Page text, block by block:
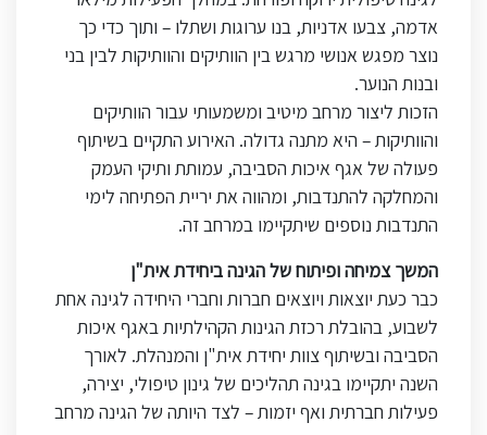
אדמה, צבעו אדניות, בנו ערוגות ושתלו – ותוך כדי כך
נוצר מפגש אנושי מרגש בין הוותיקים והוותיקות לבין בני
ובנות הנוער.
הזכות ליצור מרחב מיטיב ומשמעותי עבור הוותיקים
והוותיקות – היא מתנה גדולה. האירוע התקיים בשיתוף
פעולה של אגף איכות הסביבה, עמותת ותיקי העמק
והמחלקה להתנדבות, ומהווה את יריית הפתיחה לימי
התנדבות נוספים שיתקיימו במרחב זה.
המשך צמיחה ופיתוח של הגינה ביחידת אית"ן
כבר כעת יוצאות ויוצאים חברות וחברי היחידה לגינה אחת
לשבוע, בהובלת רכזת הגינות הקהילתיות באגף איכות
הסביבה ובשיתוף צוות יחידת אית"ן והמנהלת. לאורך
השנה יתקיימו בגינה תהליכים של גינון טיפולי, יצירה,
פעילות חברתית ואף יזמות – לצד היותה של הגינה מרחב